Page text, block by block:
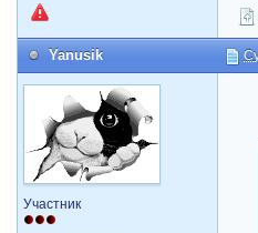
Yanusik
Участник